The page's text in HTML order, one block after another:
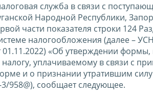
служба в связи с
Народной Республики,
части показателя строки 124
налогообложения (далее –
01.11.2022) «Об утверждении
уплачиваемому в связи с
и о признании утратившим
958@), сообщает следующее.